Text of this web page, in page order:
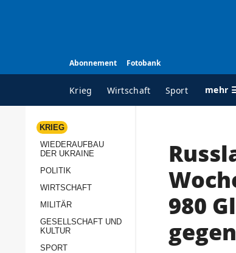
Abonnement Fotobank
Krieg Wirtschaft Sport mehr
ALLE RUBRIKEN
Wiederaufbau der
Politik
KRIEG
WIEDERAUFBAU
DER UKRAINE
POLITIK
WIRTSCHAFT
MILITÄR
GESELLSCHAFT UND
KULTUR
SPORT
980